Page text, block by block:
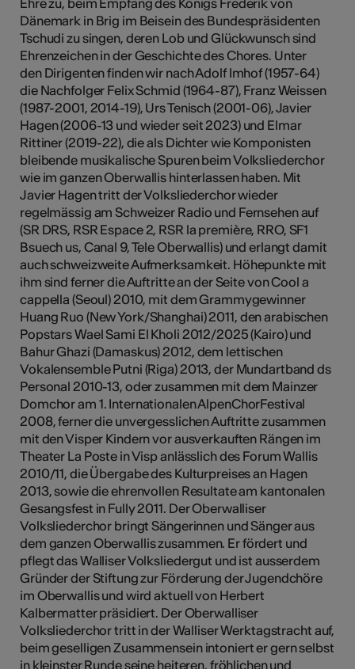
Ehre zu, beim Empfang des Königs Frederik von
Dänemark in Brig im Beisein des Bundespräsidenten
Tschudi zu singen, deren Lob und Glückwunsch sind
Ehrenzeichen in der Geschichte des Chores. Unter
den Dirigenten finden wir nach Adolf Imhof (1957-64)
die Nachfolger Felix Schmid (1964-87), Franz Weissen
(1987-2001, 2014-19), Urs Tenisch (2001-06), Javier
Hagen (2006-13 und wieder seit 2023) und Elmar
Rittiner (2019-22), die als Dichter wie Komponisten
bleibende musikalische Spuren beim Volksliederchor
wie im ganzen Oberwallis hinterlassen haben. Mit
Javier Hagen tritt der Volksliederchor wieder
regelmässig am Schweizer Radio und Fernsehen auf
(SR DRS, RSR Espace 2, RSR la première, RRO, SF1
Bsuech us, Canal 9, Tele Oberwallis) und erlangt damit
auch schweizweite Aufmerksamkeit. Höhepunkte mit
ihm sind ferner die Auftritte an der Seite von Cool a
cappella (Seoul) 2010, mit dem Grammygewinner
Huang Ruo (New York/Shanghai) 2011, den arabischen
Popstars Wael Sami El Kholi 2012/2025 (Kairo) und
Bahur Ghazi (Damaskus) 2012, dem lettischen
Vokalensemble Putni (Riga) 2013, der Mundartband ds
Personal 2010-13, oder zusammen mit dem Mainzer
Domchor am 1. Internationalen AlpenChorFestival
2008, ferner die unvergesslichen Auftritte zusammen
mit den Visper Kindern vor ausverkauften Rängen im
Theater La Poste in Visp anlässlich des Forum Wallis
2010/11, die Übergabe des Kulturpreises an Hagen
2013, sowie die ehrenvollen Resultate am kantonalen
Gesangsfest in Fully 2011. Der Oberwalliser
Volksliederchor bringt Sängerinnen und Sänger aus
dem ganzen Oberwallis zusammen. Er fördert und
pflegt das Walliser Volksliedergut und ist ausserdem
Gründer der Stiftung zur Förderung der Jugendchöre
im Oberwallis und wird aktuell von Herbert
Kalbermatter präsidiert. Der Oberwalliser
Volksliederchor tritt in der Walliser Werktagstracht auf,
beim geselligen Zusammensein intoniert er gern selbst
in kleinster Runde seine heiteren, fröhlichen und